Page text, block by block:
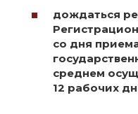
дождаться
со дня
среднем
12 рабочих